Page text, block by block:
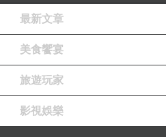
不同傢俱的進駐，空間的性格呈現出截
最新文章
美食饗宴
旅遊玩家
影視娛樂